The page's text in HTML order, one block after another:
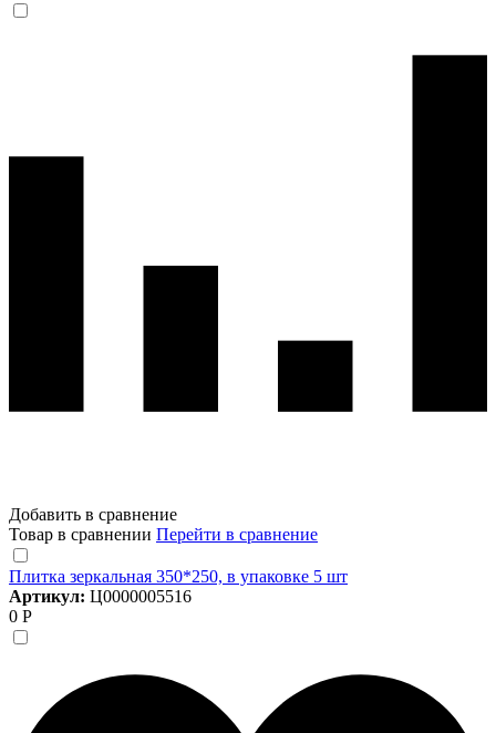
Добавить в сравнение
Товар в сравнении Перейти в сравнение
Плитка зеркальная 350*250, в упаковке 5 шт
Артикул: Ц0000005516
0 Р